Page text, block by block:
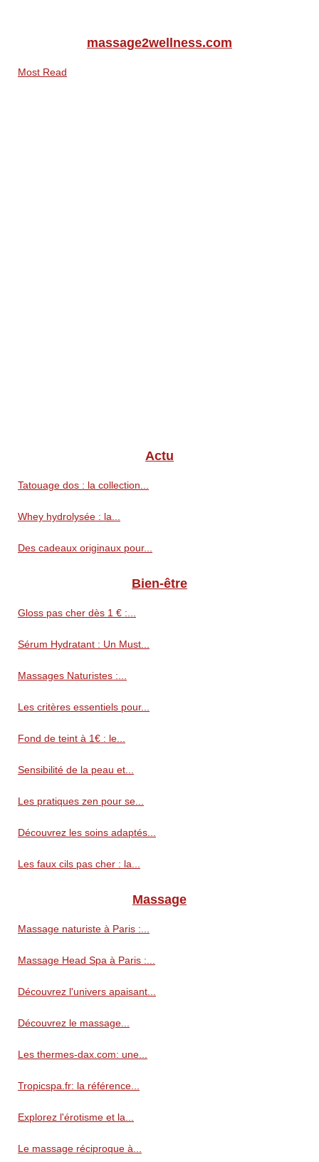
massage2wellness.com
Most Read
Actu
Tatouage dos : la collection...
Whey hydrolysée : la...
Des cadeaux originaux pour...
Bien-être
Gloss pas cher dès 1 € :...
Sérum Hydratant : Un Must...
Massages Naturistes :...
Les critères essentiels pour...
Fond de teint à 1€ : le...
Sensibilité de la peau et...
Les pratiques zen pour se...
Découvrez les soins adaptés...
Les faux cils pas cher : la...
Massage
Massage naturiste à Paris :...
Massage Head Spa à Paris :...
Découvrez l'univers apaisant...
Découvrez le massage...
Les thermes-dax.com: une...
Tropicspa.fr: la référence...
Explorez l'érotisme et la...
Le massage réciproque à...